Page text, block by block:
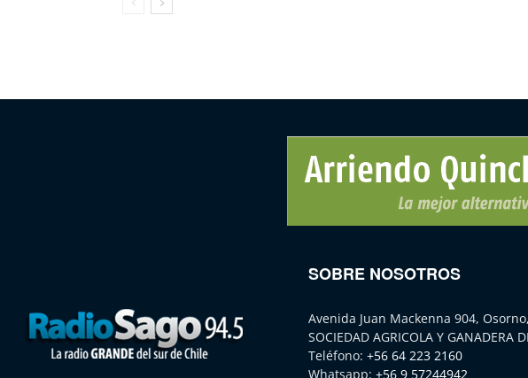
SOBRE NOSOTROS
Avenida Juan Mackenna 904,
SOCIEDAD AGRICOLA Y GANADERA
Teléfono: +56 64 223 2160
Whatsapp: +56 9 57244942